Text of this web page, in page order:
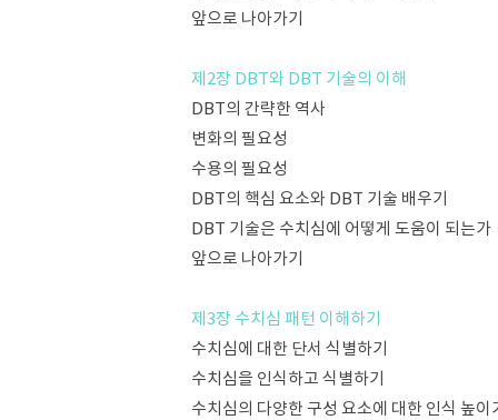
앞으로 나아가기
제2장 DBT와 DBT 기술의 이해
DBT의 간략한 역사
변화의 필요성
수용의 필요성
DBT의 핵심 요소와 DBT 기술 배우기
DBT 기술은 수치심에 어떻게 도움이 되는가
앞으로 나아가기
제3장 수치심 패턴 이해하기
수치심에 대한 단서 식별하기
수치심을 인식하고 식별하기
수치심의 다양한 구성 요소에 대한 인식 높이